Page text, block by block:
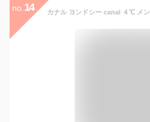
no. 14